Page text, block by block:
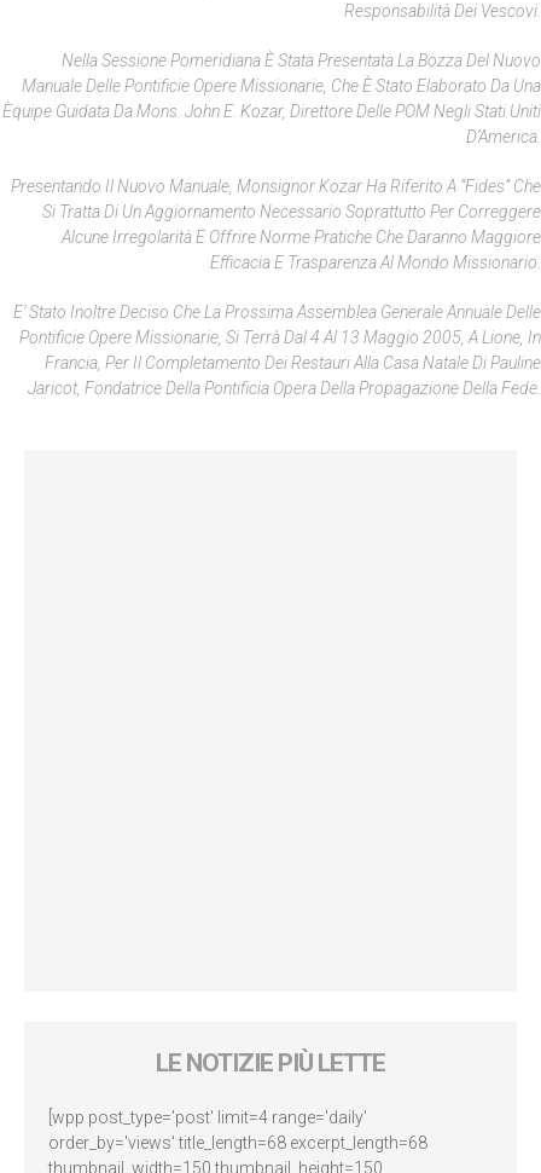
Responsabilità Dei Vescovi.
Nella Sessione Pomeridiana È Stata Presentata La Bozza Del Nuovo
Manuale Delle Pontificie Opere Missionarie, Che È Stato Elaborato Da Una
Èquipe Guidata Da Mons. John E. Kozar, Direttore Delle POM Negli Stati Uniti
D’America.
Presentando Il Nuovo Manuale, Monsignor Kozar Ha Riferito A “Fides” Che
Si Tratta Di Un Aggiornamento Necessario Soprattutto Per Correggere
Alcune Irregolarità E Offrire Norme Pratiche Che Daranno Maggiore
Efficacia E Trasparenza Al Mondo Missionario.
E’ Stato Inoltre Deciso Che La Prossima Assemblea Generale Annuale Delle
Pontificie Opere Missionarie, Si Terrà Dal 4 Al 13 Maggio 2005, A Lione, In
Francia, Per Il Completamento Dei Restauri Alla Casa Natale Di Pauline
Jaricot, Fondatrice Della Pontificia Opera Della Propagazione Della Fede.
LE NOTIZIE PIÙ LETTE
[wpp post_type='post' limit=4 range='daily'
order_by='views' title_length=68 excerpt_length=68
thumbnail_width=150 thumbnail_height=150